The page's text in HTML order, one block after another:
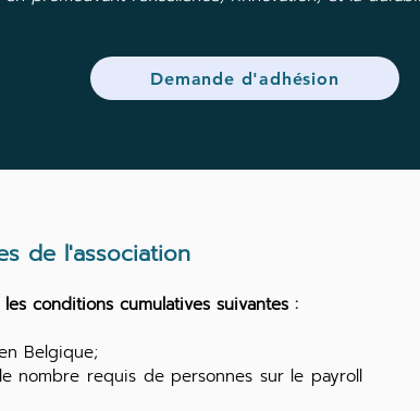
Demande d'adhésion
de l'association
conditions cumulatives suivantes :
Belgique;
nombre requis de personnes sur le payroll